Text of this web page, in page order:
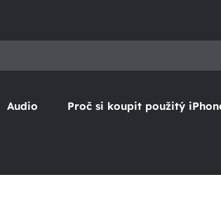
Audio Proč si koupit použitý